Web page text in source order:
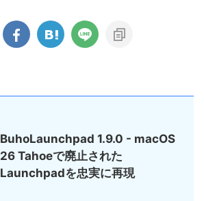
BuhoLaunchpad 1.9.0 - macOS
26 Tahoeで廃止された
Launchpadを忠実に再現